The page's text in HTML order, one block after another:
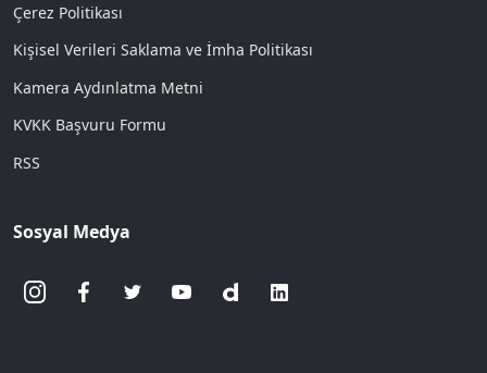
Çerez Politikası
Kişisel Verileri Saklama ve İmha Politikası
Kamera Aydınlatma Metni
KVKK Başvuru Formu
RSS
Sosyal Medya